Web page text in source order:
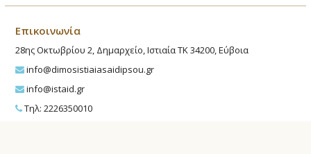
Επικοινωνία
28ης Οκτωβρίου 2, Δημαρχείο, Ιστιαία ΤΚ 34200, Εύβοια
info@dimosistiaiasaidipsou.gr
info@istaid.gr
Τηλ: 2226350010